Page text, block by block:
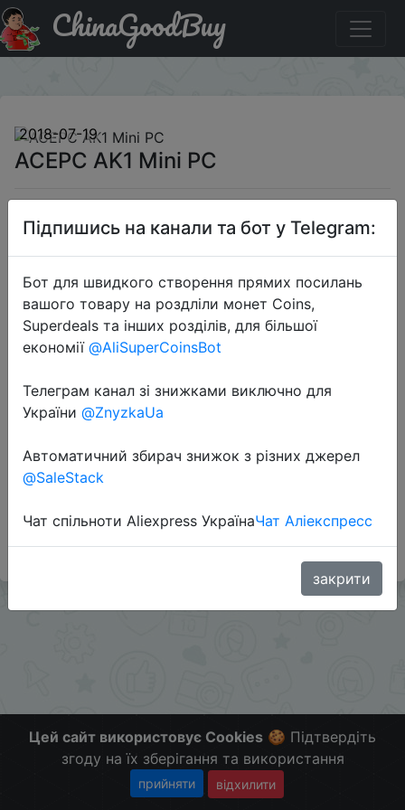
Придбати по акціи ACEPC AK1 Mini PC
ChinaGoodBuy
2018-07-19
ACEPC AK1 Mini PC
$149.99
Sale
Перейти до магазину
Додаткова інформація відсутня.
Слідкуйте за знижками на мобільному, в телеграм
ZnyzhkaUA
Цей сайт використовує Cookies 🍪 Підтвердіть
згоду на їх зберігання та використання
прийняти відхилити
Підпишись на канали та бот у Telegram:
Бот для швидкого створення прямих посилань
вашого товару на роздліли монет Coins,
Superdeals та інших розділів, для більшої
економії @AliSuperCoinsBot
Телеграм канал зі знижками виключно для
України @ZnyzkaUa
Автоматичний збирач знижок з різних джерел
@SaleStack
Чат спільноти Aliexpress УкраїнаЧат Аліекспресс
закрити